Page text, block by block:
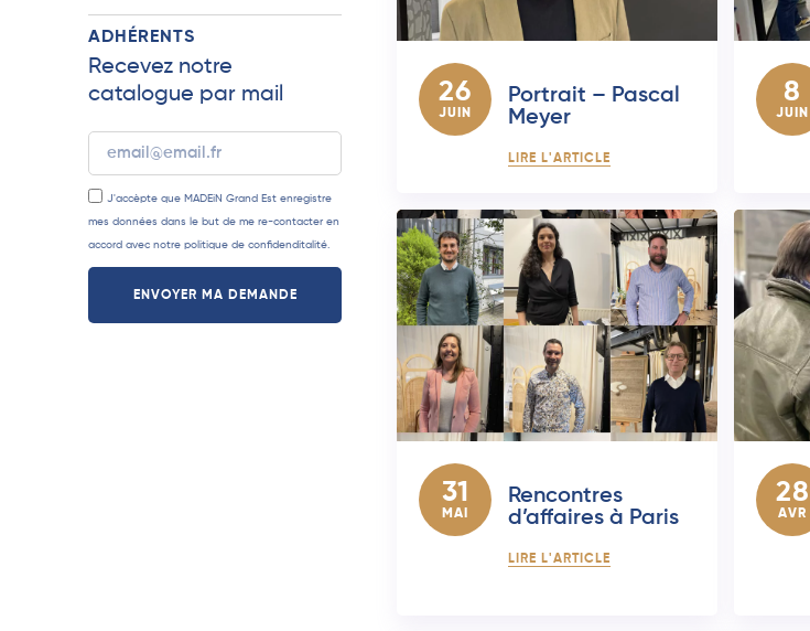
ADHÉRENTS
Recevez notre
catalogue par mail
J'accèpte que MADEiN Grand Est enregistre
mes données dans le but de me re-contacter en
accord avec notre politique de confidenditalité
ENVOYER MA DEMANDE
26
JUIN
Portrait – Pascal
Meyer
LIRE L'ARTICLE
8
JUIN
31
MAI
Rencontres
d’affaires à Paris
LIRE L'ARTICLE
28
AVR